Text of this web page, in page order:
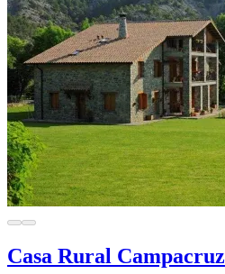
Casa Rural Campacruz